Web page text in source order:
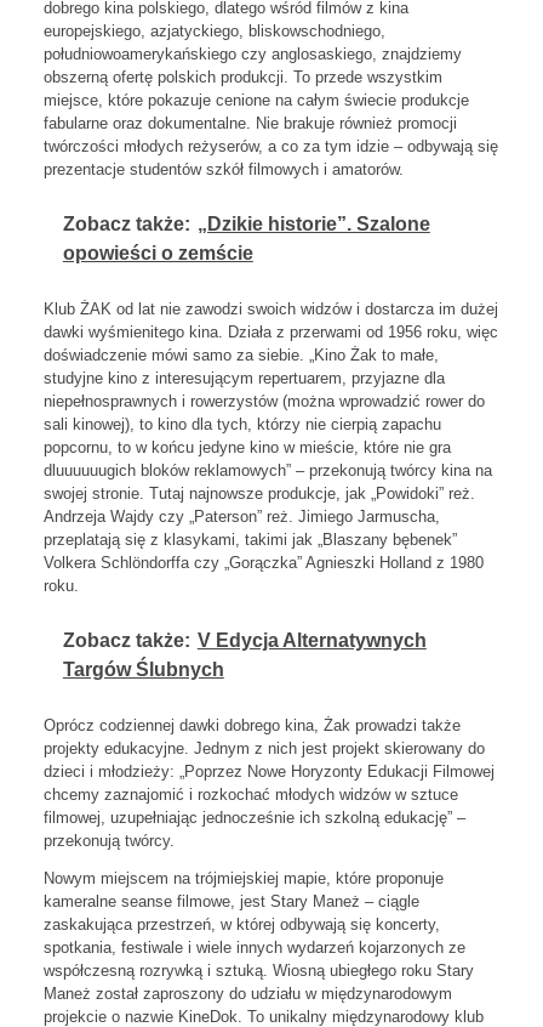
dobrego kina polskiego, dlatego wśród filmów z kina
europejskiego, azjatyckiego, bliskowschodniego,
południowoamerykańskiego czy anglosaskiego, znajdziemy
obszerną ofertę polskich produkcji. To przede wszystkim
miejsce, które pokazuje cenione na całym świecie produkcje
fabularne oraz dokumentalne. Nie brakuje również promocji
twórczości młodych reżyserów, a co za tym idzie – odbywają się
prezentacje studentów szkół filmowych i amatorów.
Zobacz także: „Dzikie historie”. Szalone
opowieści o zemście
Klub ŻAK od lat nie zawodzi swoich widzów i dostarcza im dużej
dawki wyśmienitego kina. Działa z przerwami od 1956 roku, więc
doświadczenie mówi samo za siebie. „Kino Żak to małe,
studyjne kino z interesującym repertuarem, przyjazne dla
niepełnosprawnych i rowerzystów (można wprowadzić rower do
sali kinowej), to kino dla tych, którzy nie cierpią zapachu
popcornu, to w końcu jedyne kino w mieście, które nie gra
dluuuuuugich bloków reklamowych” – przekonują twórcy kina na
swojej stronie. Tutaj najnowsze produkcje, jak „Powidoki” reż.
Andrzeja Wajdy czy „Paterson” reż. Jimiego Jarmuscha,
przeplatają się z klasykami, takimi jak „Blaszany bębenek”
Volkera Schlöndorffa czy „Gorączka” Agnieszki Holland z 1980
roku.
Zobacz także: V Edycja Alternatywnych
Targów Ślubnych
Oprócz codziennej dawki dobrego kina, Żak prowadzi także
projekty edukacyjne. Jednym z nich jest projekt skierowany do
dzieci i młodzieży: „Poprzez Nowe Horyzonty Edukacji Filmowej
chcemy zaznajomić i rozkochać młodych widzów w sztuce
filmowej, uzupełniając jednocześnie ich szkolną edukację” –
przekonują twórcy.
Nowym miejscem na trójmiejskiej mapie, które proponuje
kameralne seanse filmowe, jest Stary Maneż – ciągle
zaskakująca przestrzeń, w której odbywają się koncerty,
spotkania, festiwale i wiele innych wydarzeń kojarzonych ze
współczesną rozrywką i sztuką. Wiosną ubiegłego roku Stary
Maneż został zaproszony do udziału w międzynarodowym
projekcie o nazwie KineDok. To unikalny międzynarodowy klub